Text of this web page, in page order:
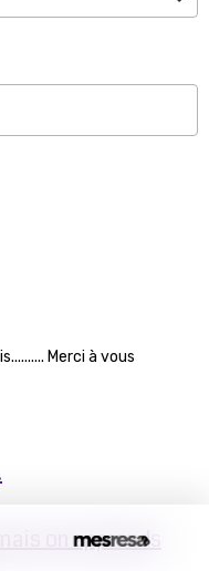
Merci à vous
on apprends